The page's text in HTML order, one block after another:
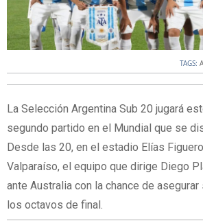
TAGS:
La Selección Argentina Sub 20 jugará
segundo partido en el Mundial que se
Desde las 20, en el estadio Elías
Valparaíso, el equipo que dirige Diego
ante Australia con la chance de
los octavos de final.